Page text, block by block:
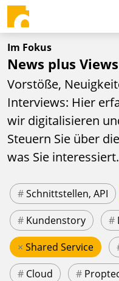
Im Fokus
News plus Views
Vorstöße,
Interviews: Hier
wir digitalisieren
Steuern Sie über
was Sie interessiert.
#Schnittstellen, API
# Kundenstory #
× Shared Service
# Cloud #